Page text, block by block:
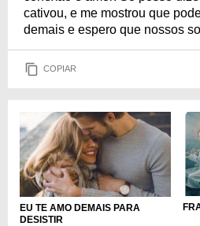
cativou, e me mostrou que
demais e espero que nossos
COPIAR
EU TE AMO DEMAIS PARA
DESISTIR